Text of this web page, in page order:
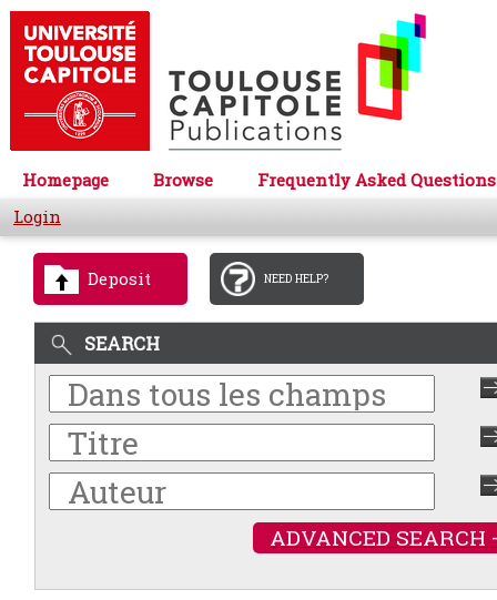
Homepage Browse
Frequently Asked Questions
Login
Deposit NEED HELP?
SEARCH
ADVANCED SEARCH